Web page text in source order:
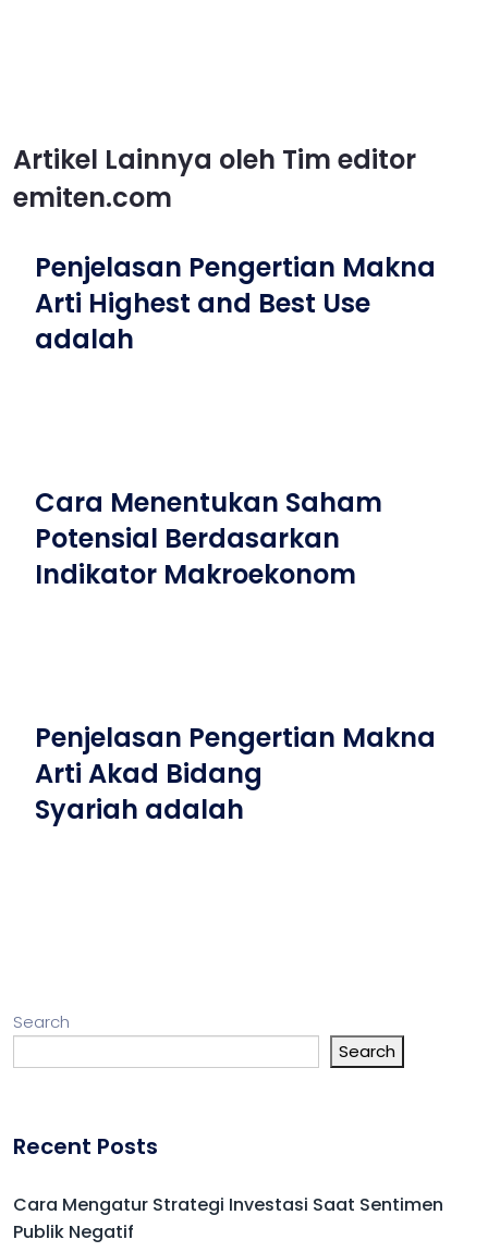
Artikel Lainnya oleh Tim editor
emiten.com
Penjelasan Pengertian Makna
Arti Highest and Best Use
adalah
Cara Menentukan Saham
Potensial Berdasarkan
Indikator Makroekonom
Penjelasan Pengertian Makna
Arti Akad Bidang
Syariah adalah
Search
Search
Recent Posts
Cara Mengatur Strategi Investasi Saat Sentimen
Publik Negatif